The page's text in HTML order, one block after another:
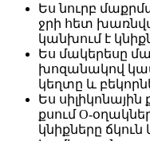
Ես նուրբ
ջրի հետ
կանխում է
Ես մակերեսը
խոզանակով կամ
կեղտը և
Ես
քսում O-
կնիքները ճկուն